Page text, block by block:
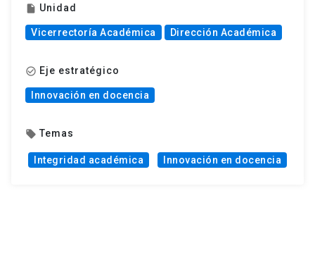
insert_drive_file Unidad
Vicerrectoría Académica Dirección Académica
check_circle_outline Eje estratégico
Innovación en docencia
local_offer Temas
Integridad académica Innovación en docencia